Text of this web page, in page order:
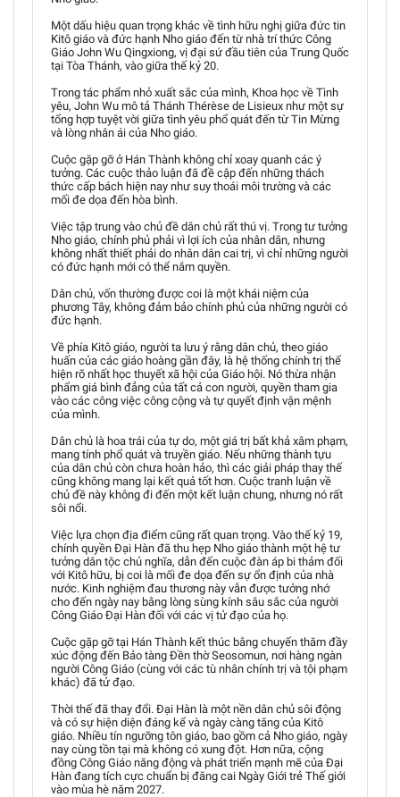
Một dấu hiệu quan trọng khác về tình hữu nghị giữa đức tin
Kitô giáo và đức hạnh Nho giáo đến từ nhà trí thức Công
Giáo John Wu Qingxiong, vị đại sứ đầu tiên của Trung Quốc
tại Tòa Thánh, vào giữa thế kỷ 20.
Trong tác phẩm nhỏ xuất sắc của mình, Khoa học về Tình
yêu, John Wu mô tả Thánh Thérèse de Lisieux như một sự
tổng hợp tuyệt vời giữa tình yêu phổ quát đến từ Tin Mừng
và lòng nhân ái của Nho giáo.
Cuộc gặp gỡ ở Hán Thành không chỉ xoay quanh các ý
tưởng. Các cuộc thảo luận đã đề cập đến những thách
thức cấp bách hiện nay như suy thoái môi trường và các
mối đe dọa đến hòa bình.
Việc tập trung vào chủ đề dân chủ rất thú vị. Trong tư tưởng
Nho giáo, chính phủ phải vì lợi ích của nhân dân, nhưng
không nhất thiết phải do nhân dân cai trị, vì chỉ những người
có đức hạnh mới có thể nắm quyền.
Dân chủ, vốn thường được coi là một khái niệm của
phương Tây, không đảm bảo chính phủ của những người có
đức hạnh.
Về phía Kitô giáo, người ta lưu ý rằng dân chủ, theo giáo
huấn của các giáo hoàng gần đây, là hệ thống chính trị thể
hiện rõ nhất học thuyết xã hội của Giáo hội. Nó thừa nhận
phẩm giá bình đẳng của tất cả con người, quyền tham gia
vào các công việc công cộng và tự quyết định vận mệnh
của mình.
Dân chủ là hoa trái của tự do, một giá trị bất khả xâm phạm,
mang tính phổ quát và truyền giáo. Nếu những thành tựu
của dân chủ còn chưa hoàn hảo, thì các giải pháp thay thế
cũng không mang lại kết quả tốt hơn. Cuộc tranh luận về
chủ đề này không đi đến một kết luận chung, nhưng nó rất
sôi nổi.
Việc lựa chọn địa điểm cũng rất quan trọng. Vào thế kỷ 19,
chính quyền Đại Hàn đã thu hẹp Nho giáo thành một hệ tư
tưởng dân tộc chủ nghĩa, dẫn đến cuộc đàn áp bi thảm đối
với Kitô hữu, bị coi là mối đe dọa đến sự ổn định của nhà
nước. Kinh nghiệm đau thương này vẫn được tưởng nhớ
cho đến ngày nay bằng lòng sùng kính sâu sắc của người
Công Giáo Đại Hàn đối với các vị tử đạo của họ.
Cuộc gặp gỡ tại Hán Thành kết thúc bằng chuyến thăm đầy
xúc động đến Bảo tàng Đền thờ Seosomun, nơi hàng ngàn
người Công Giáo (cùng với các tù nhân chính trị và tội phạm
khác) đã tử đạo.
Thời thế đã thay đổi. Đại Hàn là một nền dân chủ sôi động
và có sự hiện diện đáng kể và ngày càng tăng của Kitô
giáo. Nhiều tín ngưỡng tôn giáo, bao gồm cả Nho giáo, ngày
nay cùng tồn tại mà không có xung đột. Hơn nữa, cộng
đồng Công Giáo năng động và phát triển mạnh mẽ của Đại
Hàn đang tích cực chuẩn bị đăng cai Ngày Giới trẻ Thế giới
vào mùa hè năm 2027.